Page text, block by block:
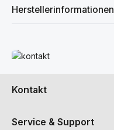
Herstellerinformationen
Mehr erfahren
Kontakt
Service & Support